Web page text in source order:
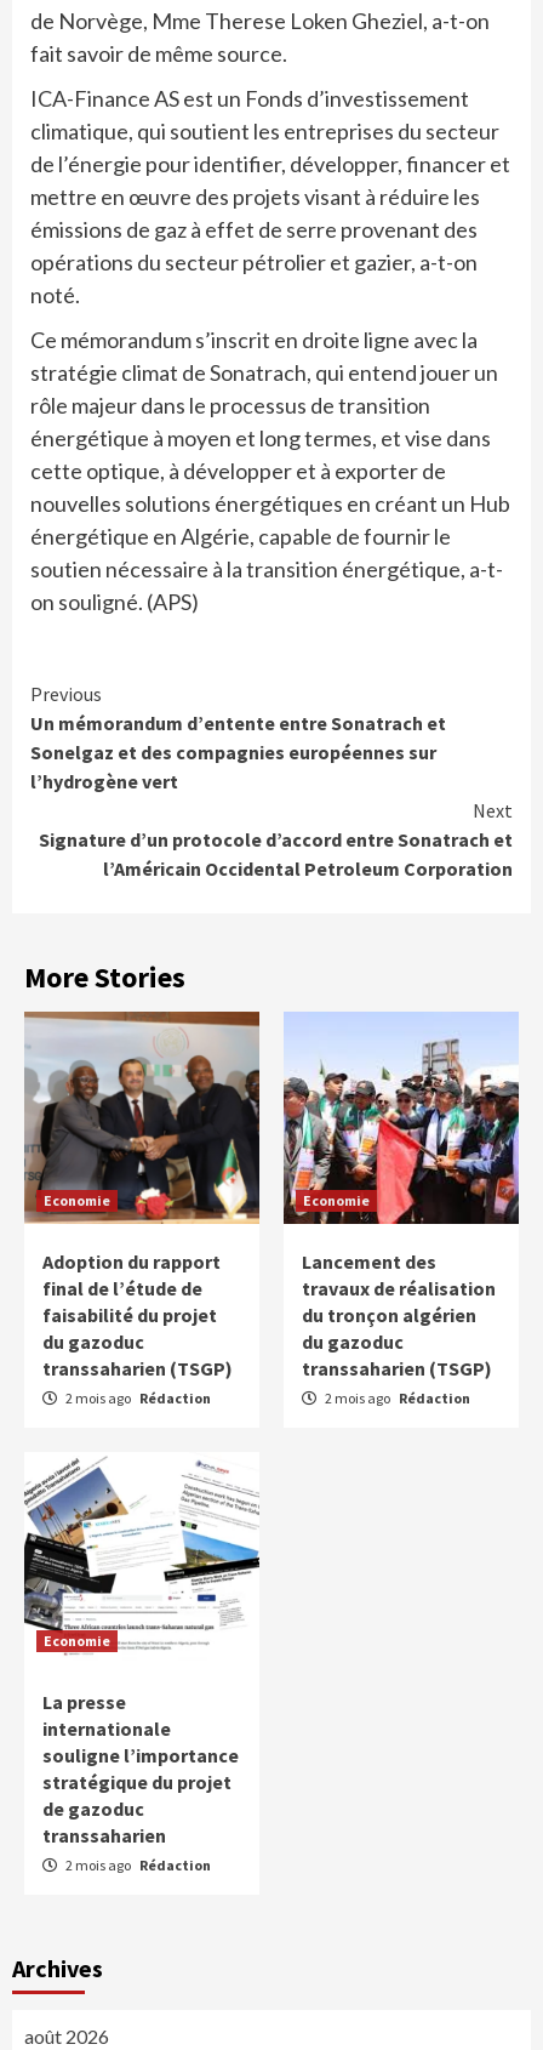
de Norvège, Mme Therese Loken Gheziel, a-t-on
fait savoir de même source.
ICA-Finance AS est un Fonds d’investissement
climatique, qui soutient les entreprises du secteur
de l’énergie pour identifier, développer, financer et
mettre en œuvre des projets visant à réduire les
émissions de gaz à effet de serre provenant des
opérations du secteur pétrolier et gazier, a-t-on
noté.
Ce mémorandum s’inscrit en droite ligne avec la
stratégie climat de Sonatrach, qui entend jouer un
rôle majeur dans le processus de transition
énergétique à moyen et long termes, et vise dans
cette optique, à développer et à exporter de
nouvelles solutions énergétiques en créant un Hub
énergétique en Algérie, capable de fournir le
soutien nécessaire à la transition énergétique, a-t-
on souligné. (APS)
Continue
Reading
Previous
Un mémorandum d’entente entre Sonatrach et
Sonelgaz et des compagnies européennes sur
l’hydrogène vert
Next
Signature d’un protocole d’accord entre Sonatrach et
l’Américain Occidental Petroleum Corporation
More Stories
Economie
Adoption du rapport
final de l’étude de
faisabilité du projet
du gazoduc
transsaharien (TSGP)
2 mois ago Rédaction
Economie
Lancement des
travaux de réalisation
du tronçon algérien
du gazoduc
transsaharien (TSGP)
2 mois ago Rédaction
Economie
La presse
internationale
souligne l’importance
stratégique du projet
de gazoduc
transsaharien
2 mois ago Rédaction
Archives
août 2026